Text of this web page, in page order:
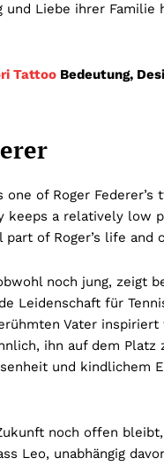
und Liebe ihrer Familie
Tattoo Bedeutung,
one of Roger Federer’s
keeps a relatively low
part of Roger’s life and
noch jung, zeigt
Leidenschaft für
Vater inspiriert
ihn auf dem Platz
und kindlichem
noch offen
Leo, unabhängig